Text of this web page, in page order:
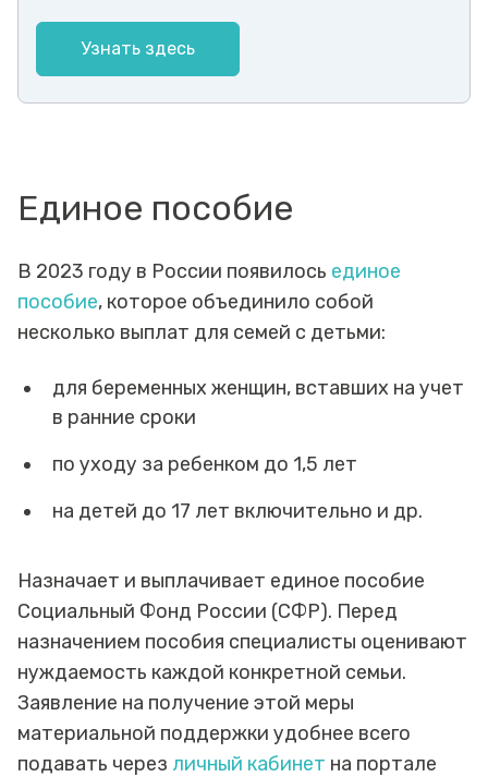
Узнать здесь
Единое пособие
В 2023 году в России появилось единое
пособие, которое объединило собой
несколько выплат для семей с детьми:
для беременных женщин, вставших на учет
в ранние сроки
по уходу за ребенком до 1,5 лет
на детей до 17 лет включительно и др.
Назначает и выплачивает единое пособие
Социальный Фонд России (СФР). Перед
назначением пособия специалисты оценивают
нуждаемость каждой конкретной семьи.
Заявление на получение этой меры
материальной поддержки удобнее всего
подавать через личный кабинет на портале